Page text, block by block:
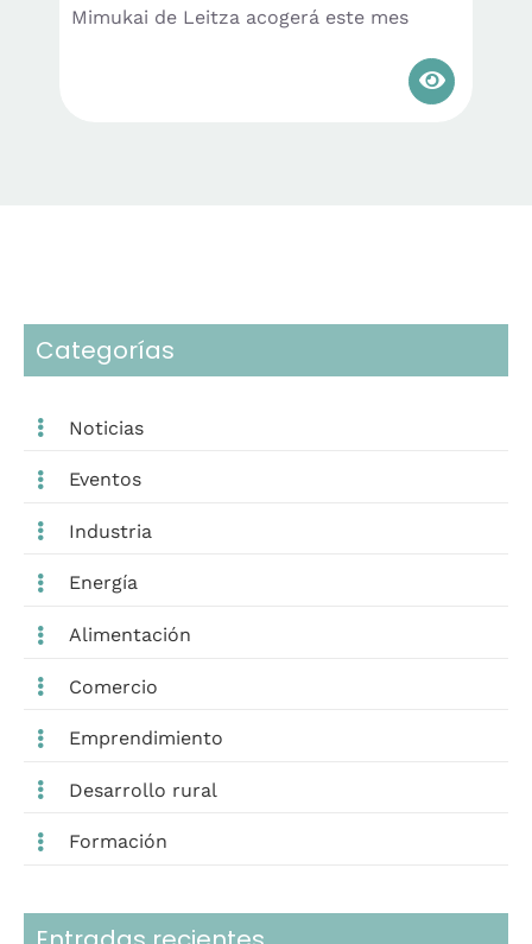
Mimukai de Leitza acogerá este mes
Categorías
Noticias
Eventos
Industria
Energía
Alimentación
Comercio
Emprendimiento
Desarrollo rural
Formación